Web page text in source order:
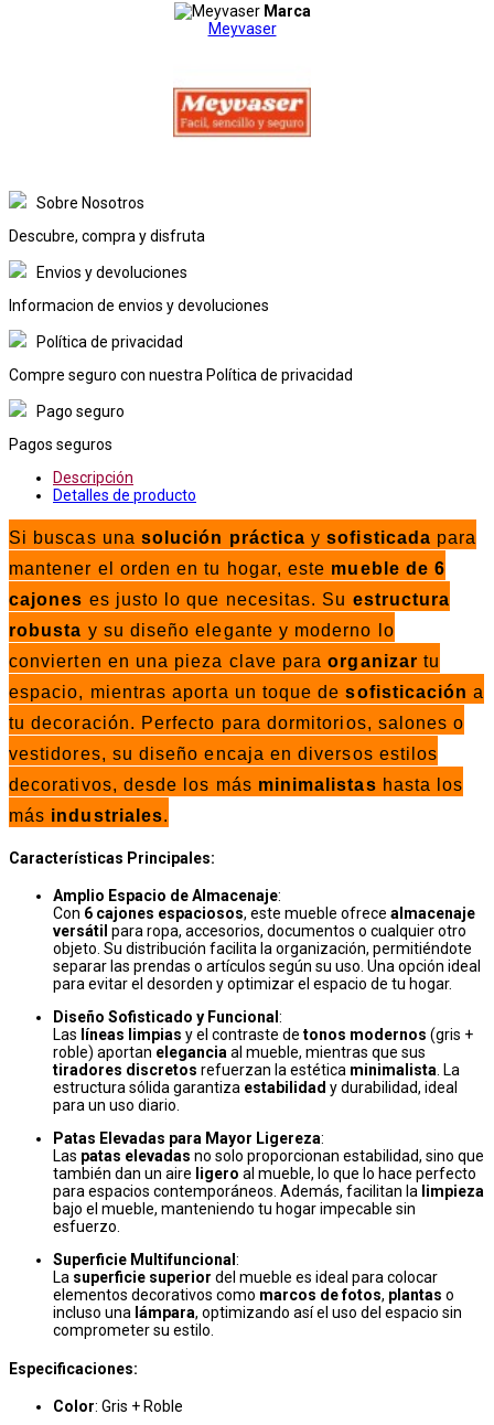
Marca
Meyvaser
Sobre Nosotros
Descubre, compra y disfruta
Envios y devoluciones
Informacion de envios y devoluciones
Política de privacidad
Compre seguro con nuestra Política de privacidad
Pago seguro
Pagos seguros
Descripción
Detalles de producto
Si buscas una solución práctica ysofisticada para
mantener el orden en tu hogar, este mueble de 6
cajones es justo lo que necesitas. Su estructura
robusta y su diseño elegante y moderno lo
convierten en una pieza clave paraorganizar tu
espacio, mientras aporta un toque desofisticación a
tu decoración. Perfecto para dormitorios, salones o
vestidores, su diseño encaja en diversos estilos
decorativos, desde los más minimalistas hasta los
más industriales.
Características Principales:
Amplio Espacio de Almacenaje:
Con 6 cajones espaciosos, este mueble ofrece almacenaje
versátil para ropa, accesorios, documentos o cualquier otro
objeto. Su distribución facilita la organización, permitiéndote
separar las prendas o artículos según su uso. Una opción ideal
para evitar el desorden y optimizar el espacio de tu hogar.
Diseño Sofisticado y Funcional :
Las líneas limpias y el contraste de tonos modernos (gris +
roble) aportan elegancia al mueble, mientras que sus
tiradores discretos refuerzan la estética minimalista . La
estructura sólida garantiza estabilidad y durabilidad, ideal
para un uso diario.
Patas Elevadas para Mayor Ligereza:
Las patas elevadas no solo proporcionan estabilidad, sino que
también dan un aire ligero al mueble, lo que lo hace perfecto
para espacios contemporáneos. Además, facilitan la limpieza
bajo el mueble, manteniendo tu hogar impecable sin
esfuerzo.
Superficie Multifuncional :
La superficie superior del mueble es ideal para colocar
elementos decorativos como marcos de fotos, plantas o
incluso una lámpara, optimizando así el uso del espacio sin
comprometer su estilo.
Especificaciones:
Color: Gris + Roble